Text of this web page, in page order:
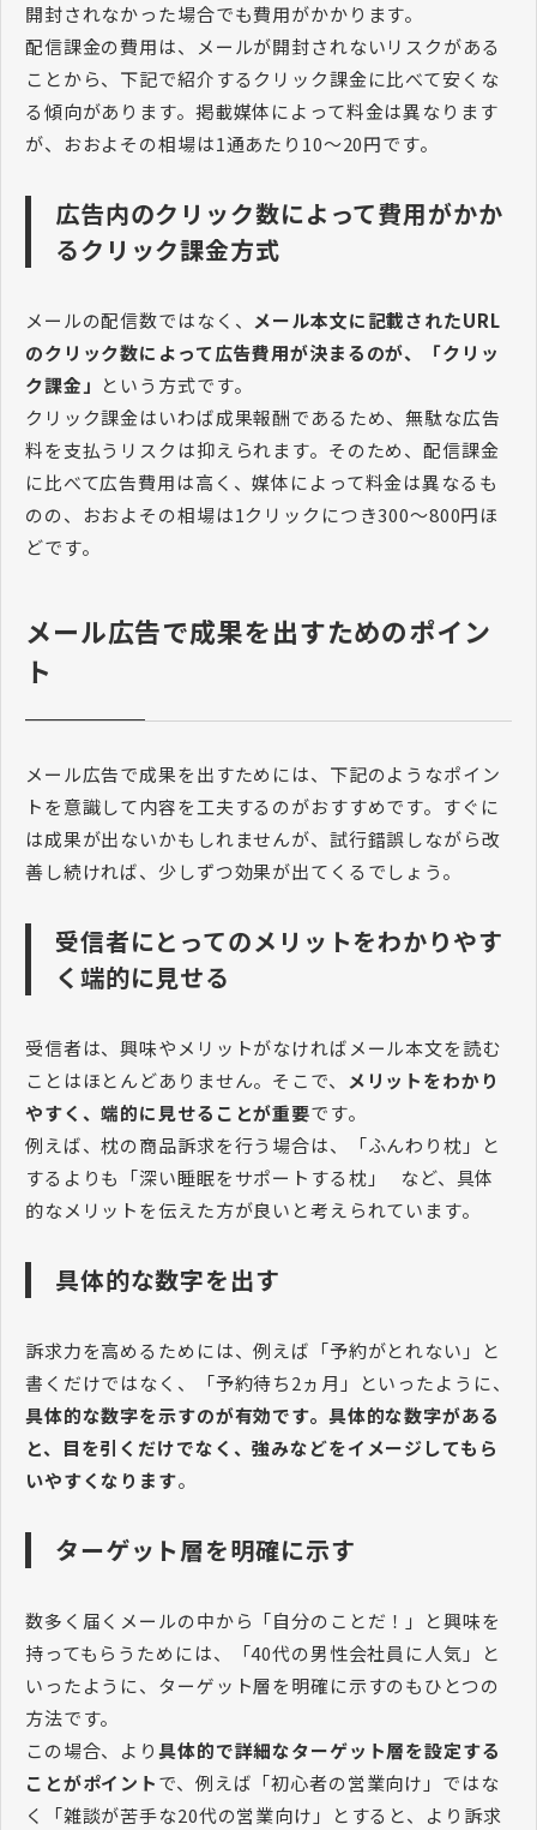
開封されなかった場合でも費用がかかります。
配信課金の費用は、メールが開封されないリスクがある
ことから、下記で紹介するクリック課金に比べて安くな
る傾向があります。掲載媒体によって料金は異なります
が、おおよその相場は1通あたり10～20円です。
広告内のクリック数によって費用がかか
るクリック課金方式
メールの配信数ではなく、 メール本文に記載されたURL
のクリック数によって広告費用が決まるのが、「クリッ
ク課金」 という方式です。
クリック課金はいわば成果報酬であるため、無駄な広告
料を支払うリスクは抑えられます。そのため、配信課金
に比べて広告費用は高く、媒体によって料金は異なるも
のの、おおよその相場は1クリックにつき300～800円ほ
どです。
メール広告で成果を出すためのポイン
ト
メール広告で成果を出すためには、下記のようなポイン
トを意識して内容を工夫するのがおすすめです。すぐに
は成果が出ないかもしれませんが、試行錯誤しながら改
善し続ければ、少しずつ効果が出てくるでしょう。
受信者にとってのメリットをわかりやす
く端的に見せる
受信者は、興味やメリットがなければメール本文を読む
ことはほとんどありません。そこで、
メリットをわかり
やすく、端的に見せることが重要です。
例えば、枕の商品訴求を行う場合は、「ふんわり枕」と
するよりも「深い睡眠をサポートする枕」 など、具体
的なメリットを伝えた方が良いと考えられています。
具体的な数字を出す
訴求力を高めるためには、例えば「予約がとれない」と
書くだけではなく、「予約待ち2ヵ月」といったように、
具体的な数字を示すのが有効です。具体的な数字がある
と、目を引くだけでなく、強みなどをイメージしてもら
いやすくなります。
ターゲット層を明確に示す
数多く届くメールの中から「自分のことだ！」と興味を
持ってもらうためには、「40代の男性会社員に人気」と
いったように、ターゲット層を明確に示すのもひとつの
方法です。
この場合、より具体的で詳細なターゲット層を設定する
ことがポイントで、例えば「初心者の営業向け」ではな
く「雑談が苦手な20代の営業向け」とすると、より訴求